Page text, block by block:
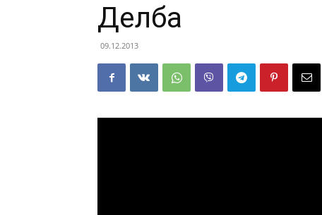
Делба
09.12.2013